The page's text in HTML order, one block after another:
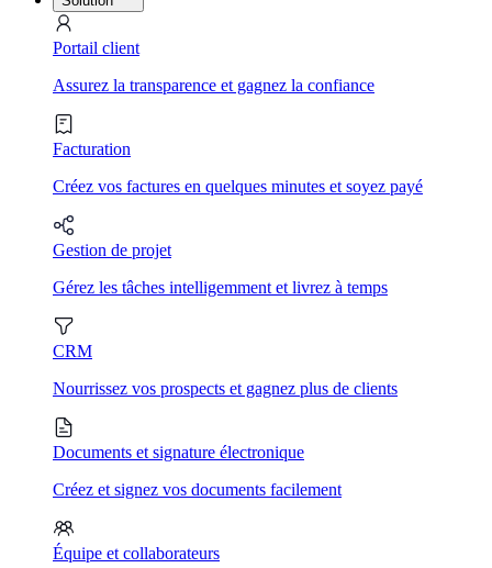
Portail client
Assurez la transparence et gagnez la confiance
Facturation
Créez vos factures en quelques minutes et soyez payé
Gestion de projet
Gérez les tâches intelligemment et livrez à temps
CRM
Nourrissez vos prospects et gagnez plus de clients
Documents et signature électronique
Créez et signez vos documents facilement
Équipe et collaborateurs